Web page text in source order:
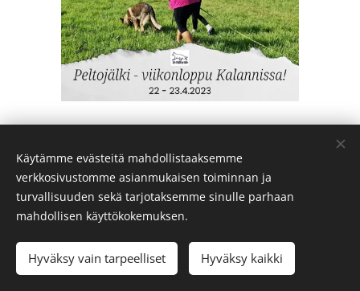
JÄSENMAKSU 2023
Vuoden 2023 jäsenmaksu maaliskuussa koskien
vanhoja jäseniä:
Käytämme evästeitä mahdollistaaksemme
verkkosivustomme asianmukaisen toiminnan ja
turvallisuuden sekä tarjotaksemme sinulle parhaan
mahdollisen käyttökokemuksen.
Hyväksy vain tarpeelliset Hyväksy kaikki